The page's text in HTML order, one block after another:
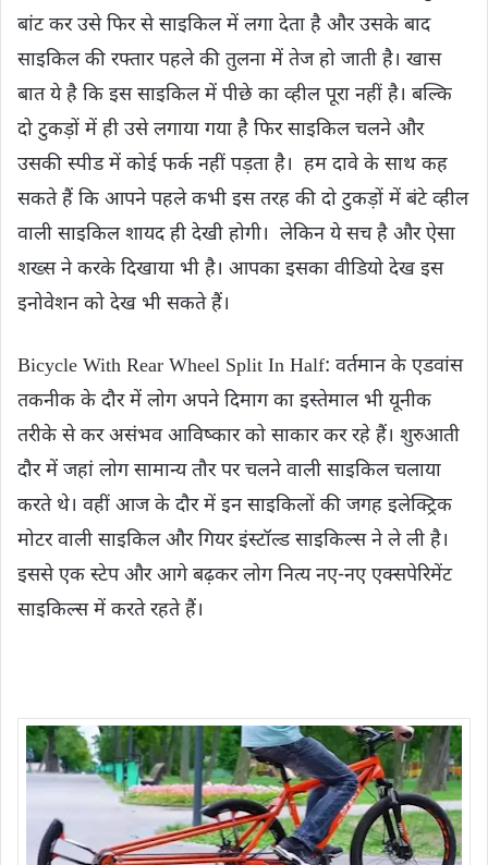
बांट कर उसे फिर से साइकिल में लगा देता है और उसके बाद
साइकिल की रफ्तार पहले की तुलना में तेज हो जाती है। खास
बात ये है कि इस साइकिल में पीछे का व्हील पूरा नहीं है। बल्कि
दो टुकड़ों में ही उसे लगाया गया है फिर साइकिल चलने और
उसकी स्पीड में कोई फर्क नहीं पड़ता है। हम दावे के साथ कह
सकते हैं कि आपने पहले कभी इस तरह की दो टुकड़ों में बंटे व्हील
वाली साइकिल शायद ही देखी होगी। लेकिन ये सच है और ऐसा
शख्स ने करके दिखाया भी है। आपका इसका वीडियो देख इस
इनोवेशन को देख भी सकते हैं।
Bicycle With Rear Wheel Split In Half: वर्तमान के एडवांस
तकनीक के दौर में लोग अपने दिमाग का इस्तेमाल भी यूनीक
तरीके से कर असंभव आविष्कार को साकार कर रहे हैं। शुरुआती
दौर में जहां लोग सामान्य तौर पर चलने वाली साइकिल चलाया
करते थे। वहीं आज के दौर में इन साइकिलों की जगह इलेक्ट्रिक
मोटर वाली साइकिल और गियर इंस्टॉल्ड साइकिल्स ने ले ली है।
इससे एक स्टेप और आगे बढ़कर लोग नित्य नए-नए एक्सपेरिमेंट
साइकिल्स में करते रहते हैं।